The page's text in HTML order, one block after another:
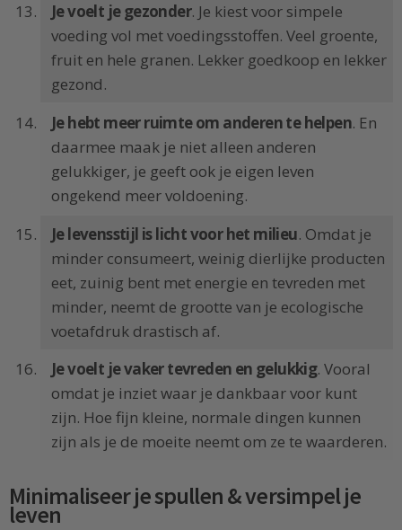
Je voelt je gezonder. Je kiest voor simpele
voeding vol met voedingsstoffen. Veel groente,
fruit en hele granen. Lekker goedkoop en lekker
gezond.
Je hebt meer ruimte om anderen te helpen. En
daarmee maak je niet alleen anderen
gelukkiger, je geeft ook je eigen leven
ongekend meer voldoening.
Je levensstijl is licht voor het milieu. Omdat je
minder consumeert, weinig dierlijke producten
eet, zuinig bent met energie en tevreden met
minder, neemt de grootte van je ecologische
voetafdruk drastisch af.
Je voelt je vaker tevreden en gelukkig. Vooral
omdat je inziet waar je dankbaar voor kunt
zijn. Hoe fijn kleine, normale dingen kunnen
zijn als je de moeite neemt om ze te waarderen.
Minimaliseer je spullen & versimpel je
leven